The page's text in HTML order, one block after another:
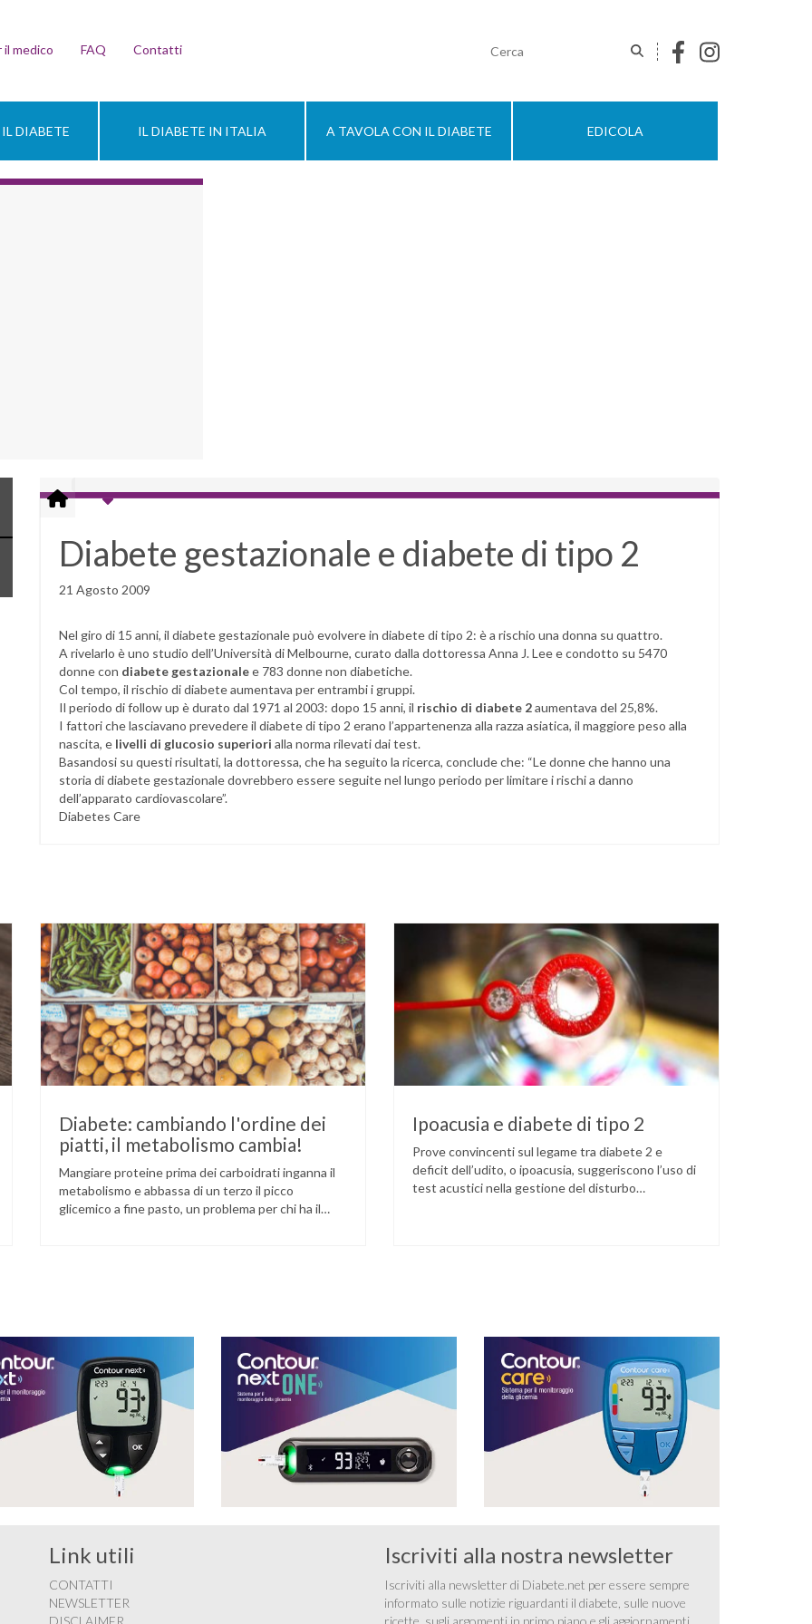
il medico FAQ Contatti
DIABETE IL DIABETE IN ITALIA A TAVOLA CON IL DIABETE EDICOLA
Diabete gestazionale e diabete di tipo 2
21 Agosto 2009
Nel giro di 15 anni, il diabete gestazionale può evolvere in diabete di tipo 2: è a rischio una donna su quattro.
A rivelarlo è uno studio dell’Università di Melbourne, curato dalla dottoressa Anna J. Lee e condotto su 5470
donne con diabete gestazionalee 783 donne non diabetiche.
Col tempo, il rischio di diabete aumentava per entrambi i gruppi.
Il periodo di follow up è durato dal 1971 al 2003: dopo 15 anni, il rischio di diabete 2aumentava del 25,8%.
I fattori che lasciavano prevedere il diabete di tipo 2 erano l’appartenenza alla razza asiatica, il maggiore peso alla
nascita, e livelli di glucosio superiori alla norma rilevati dai test.
Basandosi su questi risultati, la dottoressa, che ha seguito la ricerca, conclude che: “Le donne che hanno una
storia di diabete gestazionale dovrebbero essere seguite nel lungo periodo per limitare i rischi a danno
dell’apparato cardiovascolare”.
Diabetes Care
Diabete: cambiando l'ordine dei
piatti, il metabolismo cambia!
Mangiare proteine prima dei carboidrati inganna il
metabolismo e abbassa di un terzo il picco
glicemico a fine pasto, un problema per chi ha il
Ipoacusia e diabete di tipo 2
Prove convincenti sul legame tra diabete 2 e
deficit dell’udito, o ipoacusia, suggeriscono l’uso di
test acustici nella gestione del disturbo
Link utili
CONTATTI
NEWSLETTER
Iscriviti alla nostra newsletter
Iscriviti alla newsletter di Diabete.net per essere sempre
informato sulle notizie riguardanti il diabete, sulle nuove